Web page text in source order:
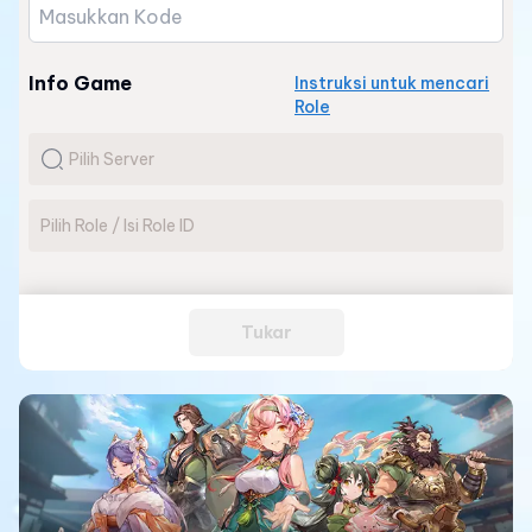
Info Game
Instruksi untuk mencari
Role
Tukar